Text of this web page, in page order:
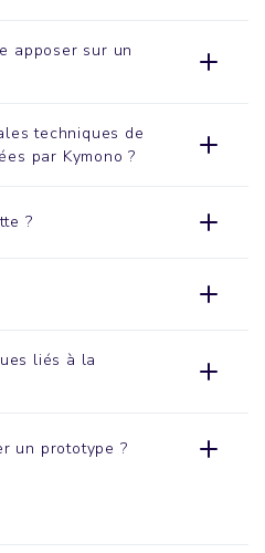
apposer sur un
techniques de
par Kymono ?
?
liés à la
un prototype ?